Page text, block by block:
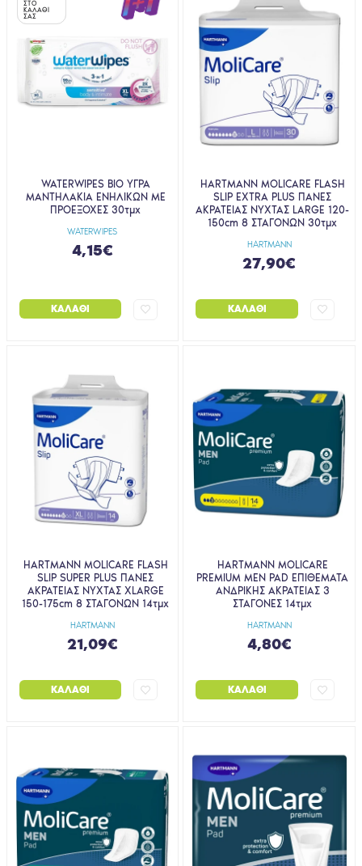
ΣΤΟ
ΚΑΛΑΘΙ
ΣΑΣ
ΣΤΟ
ΚΑΛΑΘΙ
ΣΑΣ
WATERWIPES
WATERWIPES BIO ΥΓΡΑ
ΜΑΝΤΗΛΑΚΙΑ ΕΝΗΛΙΚΩΝ ΜΕ
ΠΡΟΕΞΟΧΕΣ 30τμχ
4,15€
ΚΑΛΆΘΙ
HARTMANN
HARTMANN MOLICARE FLASH
SLIP EXTRA PLUS ΠΑΝΕΣ
ΑΚΡΑΤΕΙΑΣ ΝΥΧΤΑΣ LARGE 120-
150cm 8 ΣΤΑΓΟΝΩΝ 30τμχ
27,90€
ΚΑΛΆΘΙ
HARTMANN
HARTMANN MOLICARE FLASH
SLIP SUPER PLUS ΠΑΝΕΣ
ΑΚΡΑΤΕΙΑΣ ΝΥΧΤΑΣ XLARGE
150-175cm 8 ΣΤΑΓΟΝΩΝ 14τμχ
21,09€
ΚΑΛΆΘΙ
HARTMANN
HARTMANN MOLICARE
PREMIUM MEN PAD ΕΠΙΘΕΜΑΤΑ
ΑΝΔΡΙΚΗΣ ΑΚΡΑΤΕΙΑΣ 3
ΣΤΑΓΟΝΕΣ 14τμχ
4,80€
ΚΑΛΆΘΙ